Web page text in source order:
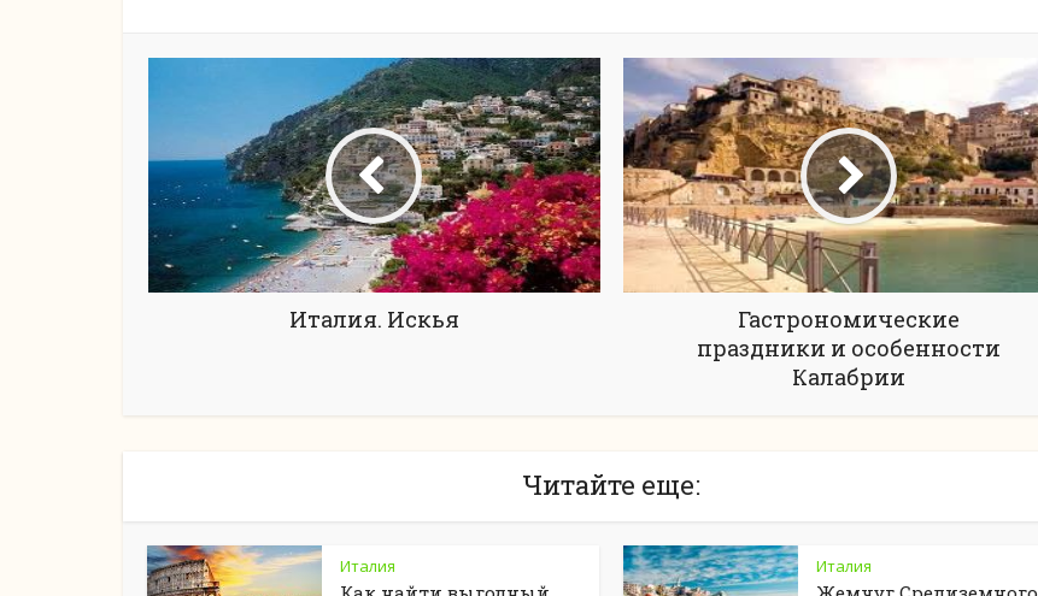
Италия. Искья
Гастрономические
праздники и особенности
Калабрии
Читайте еще:
Италия Италия